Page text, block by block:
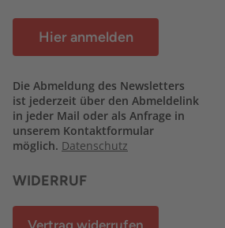
Hier anmelden
Die Abmeldung des Newsletters
ist jederzeit über den Abmeldelink
in jeder Mail oder als Anfrage in
unserem Kontaktformular
möglich. Datenschutz
WIDERRUF
Vertrag widerrufen